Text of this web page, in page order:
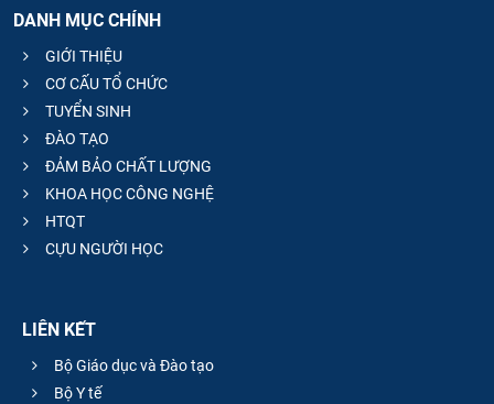
DANH MỤC CHÍNH
GIỚI THIỆU
CƠ CẤU TỔ CHỨC
TUYỂN SINH
ĐÀO TẠO
ĐẢM BẢO CHẤT LƯỢNG
KHOA HỌC CÔNG NGHỆ
HTQT
CỰU NGƯỜI HỌC
LIÊN KẾT
Bộ Giáo dục và Đào tạo
Bộ Y tế